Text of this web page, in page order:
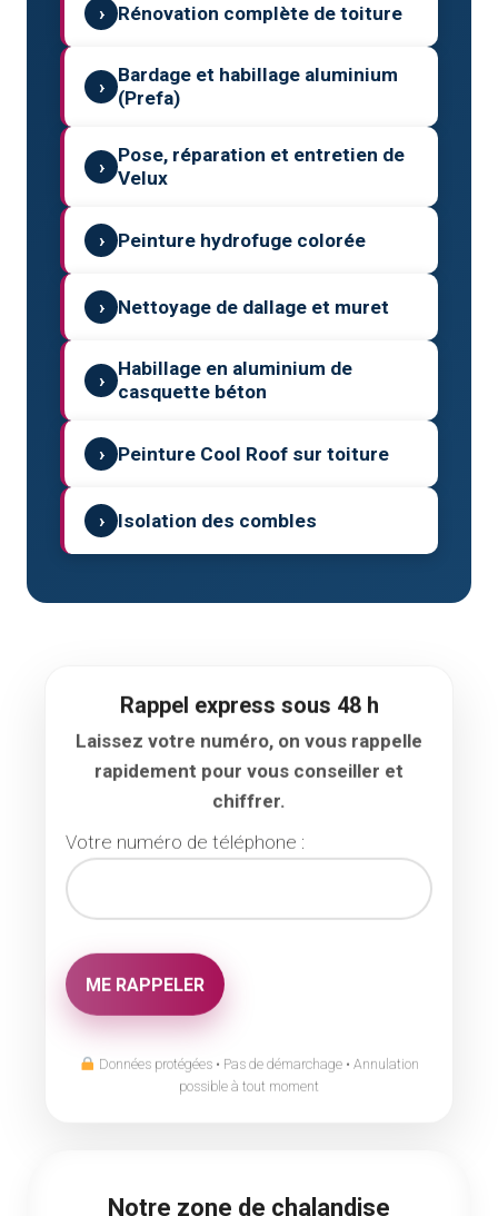
› Rénovation complète de toiture
›
Bardage et habillage aluminium
(Prefa)
›
Pose, réparation et entretien de
Velux
› Peinture hydrofuge colorée
› Nettoyage de dallage et muret
›
Habillage en aluminium de
casquette béton
› Peinture Cool Roof sur toiture
› Isolation des combles
Rappel express sous 48 h
Laissez votre numéro, on vous rappelle
rapidement pour vous conseiller et
chiffrer.
Votre numéro de téléphone :
Données protégées • Pas de démarchage • Annulation
possible à tout moment
Notre zone de chalandise